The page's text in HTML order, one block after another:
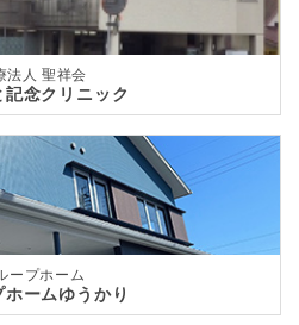
法人 聖祥会
記念クリニック
ープホーム
ホームゆうかり